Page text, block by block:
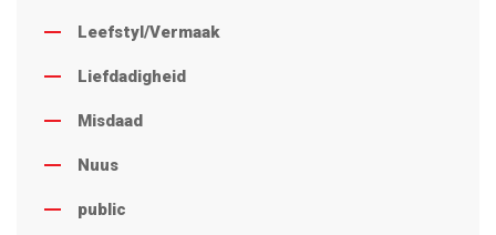
Leefstyl/Vermaak
Liefdadigheid
Misdaad
Nuus
public